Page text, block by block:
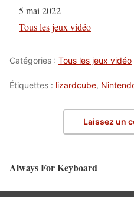
Date
5 mai 2022
Par rapport à
Tous les jeux vidéo
Catégories : Tous les jeux vidéo
Étiquettes : lizardcube,
Laissez un
Always For Keyboard